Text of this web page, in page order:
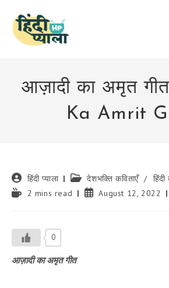
content
आज़ादी का अमृत
Ka Amrit
Post
author:
हिंदी प्याला
Post
category:
देशभक्ति कविताएँ /
Reading2 mins read
PostAugust 12, 2022
0
आज़ादी का अमृत गीत